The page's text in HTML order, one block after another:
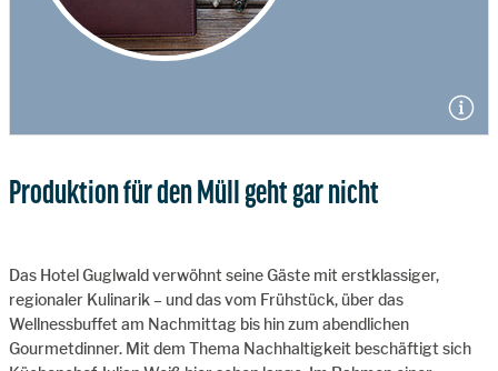
Produktion für den Müll geht gar nicht
Das Hotel Guglwald verwöhnt seine Gäste mit erstklassiger,
regionaler Kulinarik – und das vom Frühstück, über das
Wellnessbuffet am Nachmittag bis hin zum abendlichen
Gourmetdinner. Mit dem Thema Nachhaltigkeit beschäftigt sich